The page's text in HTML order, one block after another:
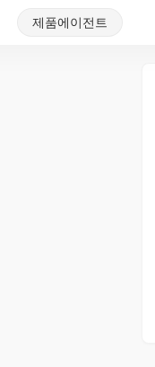
제품에이전트